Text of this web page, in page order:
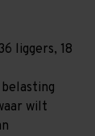
liggers, 18
wilt